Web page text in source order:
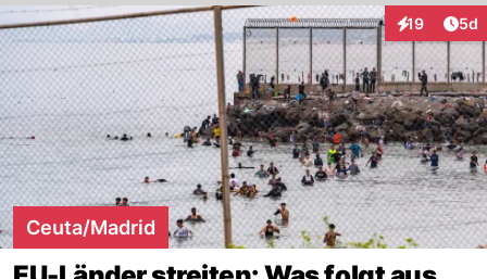
19
Interaktionen
5d
Ceuta/Madrid